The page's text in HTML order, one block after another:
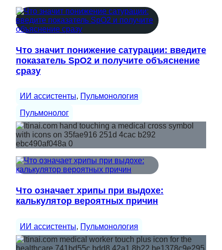
Что значит понижение сатурации: введите
показатель SpO2 и получите объяснение
сразу
ИИ ассистенты, Пульмонология
Пульмонолог
Что означает хрипы при выдохе:
калькулятор вероятных причин
ИИ ассистенты, Пульмонология